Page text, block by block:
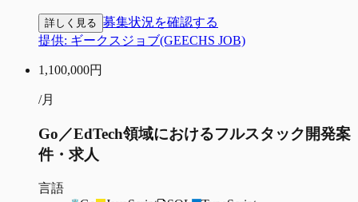
詳しく見る 募集状況を確認する
提供: ギークスジョブ(GEECHS JOB)
1,100,000円
/月
Go／EdTech領域におけるフルスタック開発案
件・求人
言語